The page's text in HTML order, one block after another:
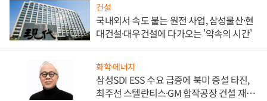
건설
국내외서 속도 붙는 원전 사업, 삼성물산·현
대건설·대우건설에 다가오는 '약속의 시간'
화학·에너지
삼성SDI ESS 수요 급증에 북미 증설 타진,
최주선 스텔란티스·GM 합작공장 건설 재추